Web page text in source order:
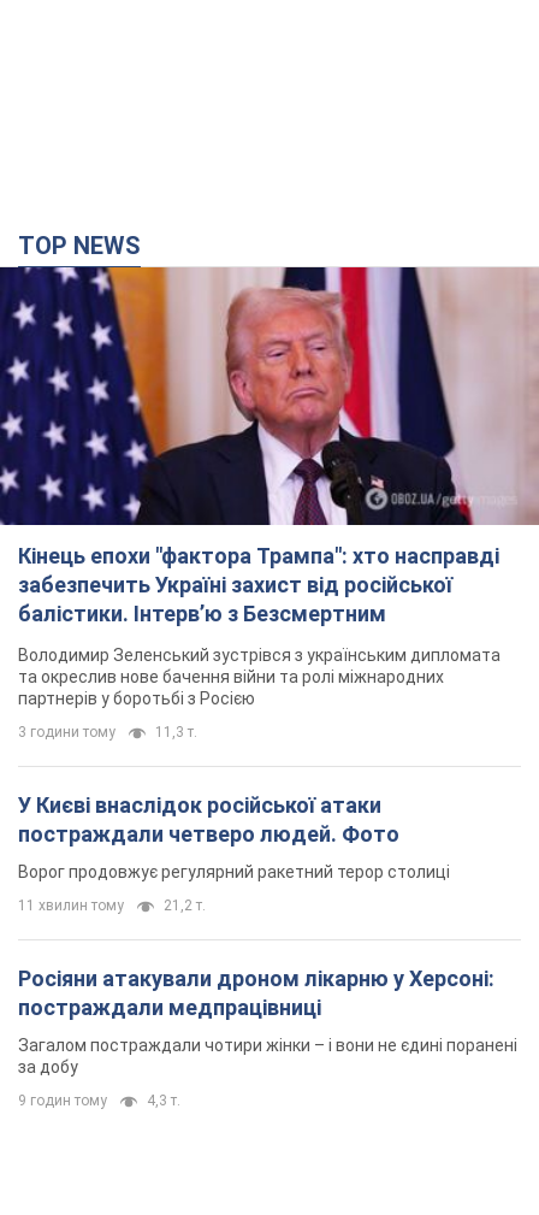
Кінець епохи "фактора Трампа": хто насправді
забезпечить Україні захист від російської
балістики. Інтерв’ю з Безсмертним
Володимир Зеленський зустрівся з українським дипломата
та окреслив нове бачення війни та ролі міжнародних
партнерів у боротьбі з Росією
3 години тому
У Києві внаслідок російської атаки
постраждали четверо людей. Фото
Ворог продовжує регулярний ракетний терор столиці
11 хвилин тому 21,2 т.
Росіяни атакували дроном лікарню у Херсоні:
постраждали медпрацівниці
Загалом постраждали чотири жінки – і вони не єдині поранені
за добу
9 годин тому